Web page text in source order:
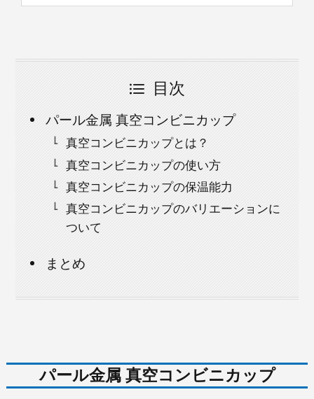
目次
パール金属 真空コンビニカップ
真空コンビニカップとは？
真空コンビニカップの使い方
真空コンビニカップの保温能力
真空コンビニカップのバリエーションに
ついて
まとめ
パール金属 真空コンビニカップ